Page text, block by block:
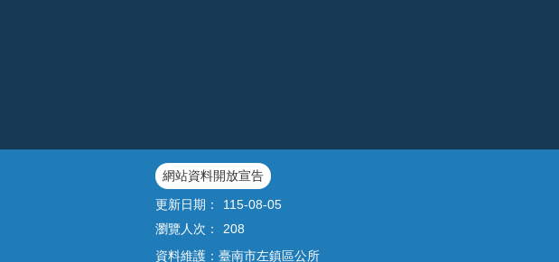
網站資料開放宣告
更新日期：
115-08-05
瀏覽人次：
208
資料維護：臺南市左鎮區公所